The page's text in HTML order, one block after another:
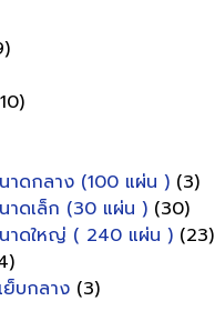
าดกลาง (100 แผ่น ) (3)
าดเล็ก (30 แผ่น ) (30)
นาดใหญ่ ( 240 แผ่น ) (23)
ย็บกลาง (3)